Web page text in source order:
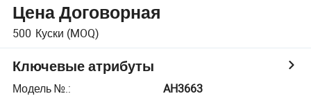
Цена Договорная
500 Куски (MOQ)
Ключевые атрибуты
Модель №.:
AH3663